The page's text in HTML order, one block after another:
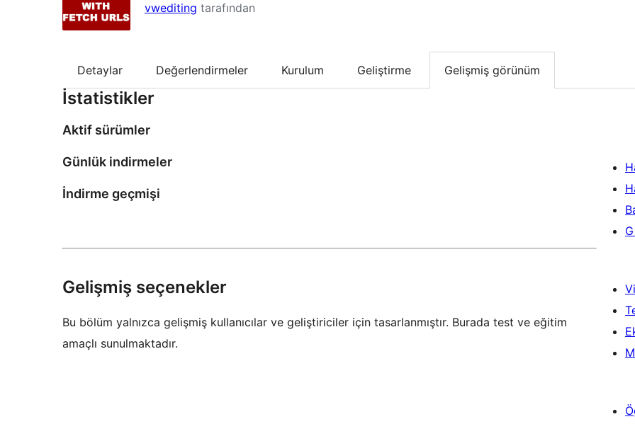
vwediting tarafından
Detaylar Değerlendirmeler Kurulum Geliştirme Gelişmiş görünüm
İstatistikler
Aktif sürümler
Günlük indirmeler
İndirme geçmişi
Gelişmiş seçenekler
Bu bölüm yalnızca gelişmiş kullanıcılar ve geliştiriciler için tasarlanmıştır. Burada test ve eğitim
amaçlı sunulmaktadır.